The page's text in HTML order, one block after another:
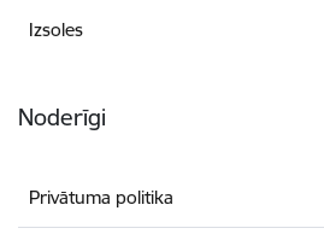
Izsoles
Noderīgi
Privātuma politika